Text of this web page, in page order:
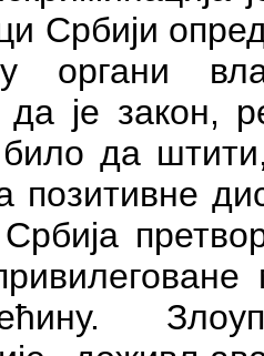
Србији
органи
је закон,
да
позитивне